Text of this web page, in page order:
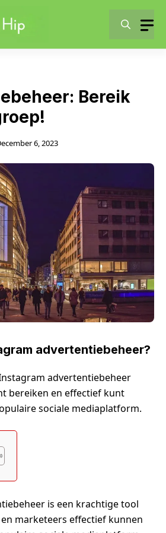
Bereik
6, 2023
advertentiebeheer?
advertentiebeheer
bereiken en effectief kunt
sociale mediaplatform.
is een krachtige tool
marketeers effectief kunnen